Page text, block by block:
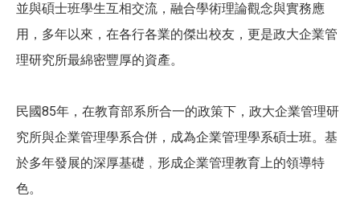
並與碩士班學生互相交流，融合學術理論觀念與實務應
用，多年以來，在各行各業的傑出校友，更是政大企業管
理研究所最綿密豐厚的資產。
民國85年，在教育部系所合一的政策下，政大企業管理研
究所與企業管理學系合併，成為企業管理學系碩士班。基
於多年發展的深厚基礎﹐形成企業管理教育上的領導特
色。